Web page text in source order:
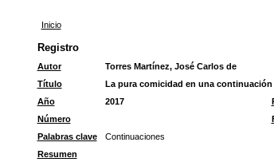
Inicio
Registro
Autor
Torres Martínez, José Carlos de
Título
La pura comicidad en una continuación
Año
2017
Número
Palabras clave
Continuaciones
Resumen